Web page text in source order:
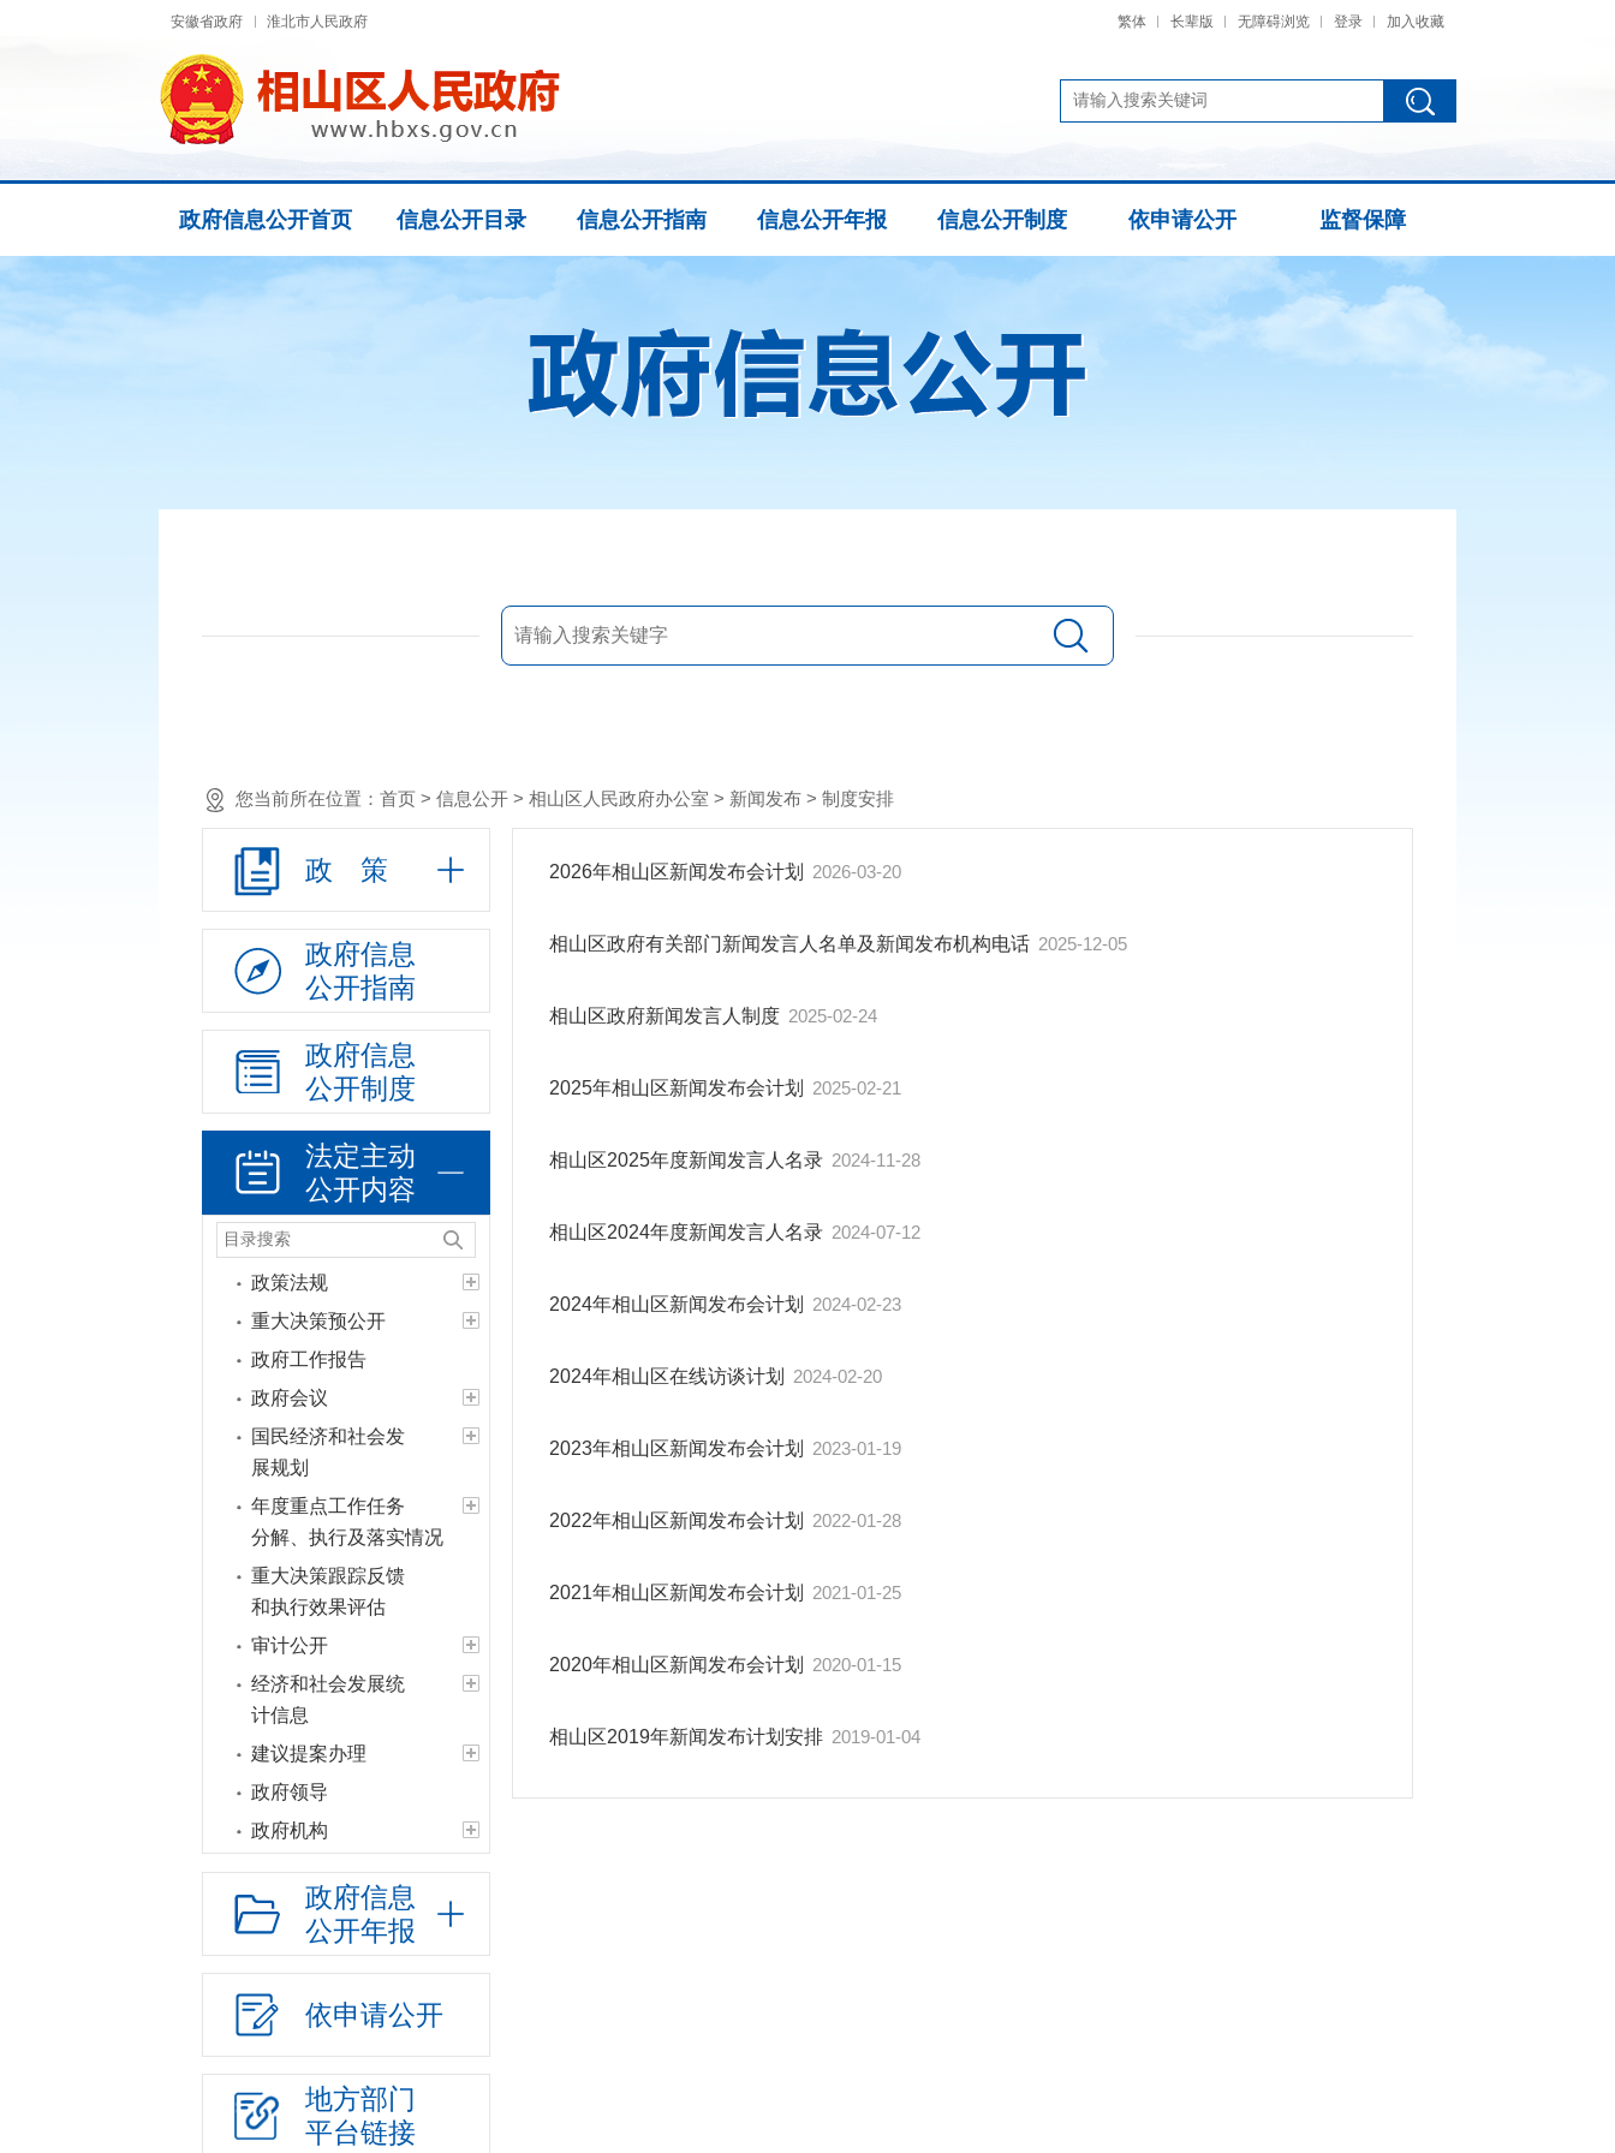
安徽省政府 淮北市人民政府 繁体 长辈版 无障碍浏览 登录 加入收藏
政府信息公开首页 信息公开目录 信息公开指南 信息公开年报 信息公开制度 依申请公开 监督保障
您当前所在位置： 首页 > 信息公开 > 相山区人民政府办公室 > 新闻发布 > 制度安排
政 策
政府信息
公开指南
政府信息
公开制度
法定主动
公开内容
政策法规
重大决策预公开
政府工作报告
政府会议
国民经济和社会发
展规划
年度重点工作任务
分解、执行及落实情况
重大决策跟踪反馈
和执行效果评估
审计公开
经济和社会发展统
计信息
建议提案办理
政府领导
政府机构
人事信息
财政资金
应急管理
行政权力
“放管服”改革
重大建设项目
公共资源交易
政府信息
公开年报
依申请公开
地方部门
平台链接
2026年相山区新闻发布会计划 2026-03-20
相山区政府有关部门新闻发言人名单及新闻发布机构电话 2025-12-05
相山区政府新闻发言人制度 2025-02-24
2025年相山区新闻发布会计划 2025-02-21
相山区2025年度新闻发言人名录 2024-11-28
相山区2024年度新闻发言人名录 2024-07-12
2024年相山区新闻发布会计划 2024-02-23
2024年相山区在线访谈计划 2024-02-20
2023年相山区新闻发布会计划 2023-01-19
2022年相山区新闻发布会计划 2022-01-28
2021年相山区新闻发布会计划 2021-01-25
2020年相山区新闻发布会计划 2020-01-15
相山区2019年新闻发布计划安排 2019-01-04